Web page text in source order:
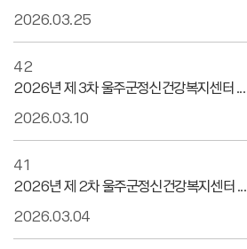
2026.03.25
42
2026년 제 3차 울주군정신건강복지센터 ...
2026.03.10
41
2026년 제 2차 울주군정신건강복지센터 ...
2026.03.04